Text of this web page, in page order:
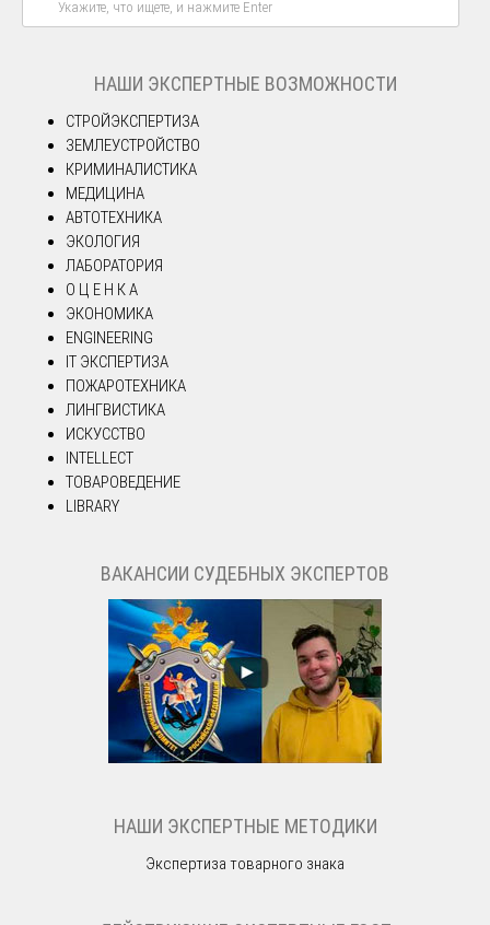
НАШИ ЭКСПЕРТНЫЕ ВОЗМОЖНОСТИ
СТРОЙЭКСПЕРТИЗА
ЗЕМЛЕУСТРОЙСТВО
КРИМИНАЛИСТИКА
МЕДИЦИНА
АВТОТЕХНИКА
ЭКОЛОГИЯ
ЛАБОРАТОРИЯ
О Ц Е Н К А
ЭКОНОМИКА
ENGINEERING
IT ЭКСПЕРТИЗА
ПОЖАРОТЕХНИКА
ЛИНГВИСТИКА
ИСКУССТВО
INTELLECT
ТОВАРОВЕДЕНИЕ
LIBRARY
ВАКАНСИИ СУДЕБНЫХ ЭКСПЕРТОВ
НАШИ ЭКСПЕРТНЫЕ МЕТОДИКИ
Экспертиза товарного знака